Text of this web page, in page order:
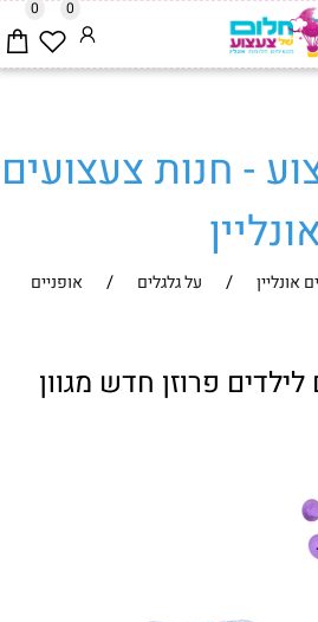
0 0
- חנות צעצועים
אונליין / על גלגלים /
אופניים
פרוזן חדש מגוון